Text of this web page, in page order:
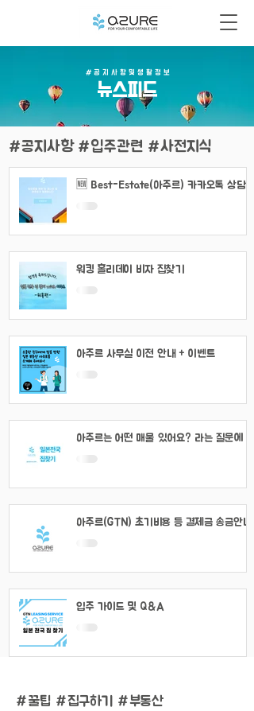
# 공 지 사 항 및 생 활 정 보
​뉴스피드
#공지사항 #입주관련 #사전지식
🆕 Best-Estate(아주르) 카카오톡 상담
워킹 홀리데이 비자 집찾기
아주르 사무실 이전 안내 + 이벤트
아주르는 어떤 매물 있어요? 라는 질문에 대
아주르(GTN) 초기비용 등 결제금 송금안내
입주 가이드 및 Q&A
#꿀팁 #집구하기 #부동산